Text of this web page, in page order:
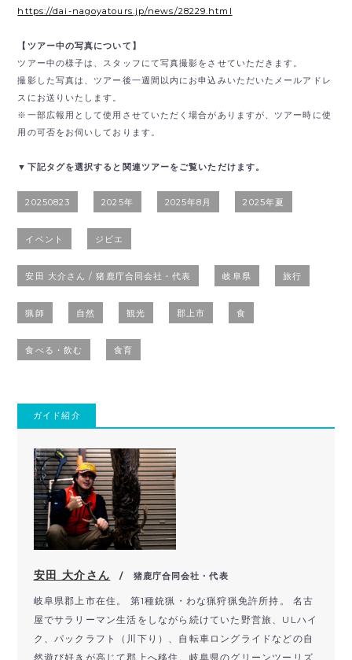
https://dai-nagoyatours.jp/news/28229.html
【ツアー中の写真について】
ツアー中の様子は、スタッフにて写真撮影をさせていただきます。
撮影した写真は、ツアー後一週間以内にお申込みいただいたメールアドレ
スにお送りいたします。
※一部広報用として使用させていただく場合がありますが、ツアー時に使
用の可否をお伺いしております。
▼下記タグを選択すると関連ツアーをご覧いただけます。
20250823 2025年 2025年8月 2025年夏
イベント ジビエ
安田 大介さん / 猪鹿庁合同会社・代表 岐阜県 旅行
猟師 自然 観光 郡上市 食
食べる・飲む 食育
ガイド紹介
安田 大介さん / 猪鹿庁合同会社・代表
岐阜県郡上市在住。 第1種銃猟・わな猟狩猟免許所持。 名古
屋でサラリーマン生活をしながら続けていた野営旅、ULハイ
ク、パックラフト（川下り）、自転車ロングライドなどの自
然遊び好きが高じて郡上へ移住。岐阜県のグリーンツーリズ